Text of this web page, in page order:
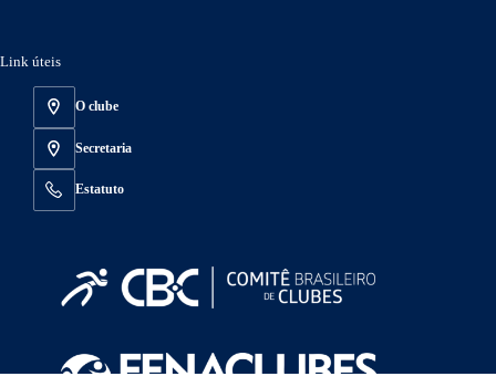
Link úteis
O clube
Secretaria
Estatuto